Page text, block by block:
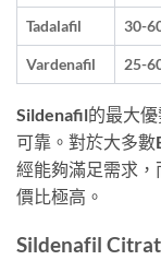
Tadalafil 30-
Vardenafil 25-
Sildenafil的最大
可靠。對於大多
經能夠滿足需求
價比極高。
Sildenafil